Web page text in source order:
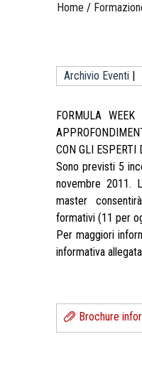
Home /
Archivio Eventi
FORMULA
CON GLI ESPERTI
Sono previsti 5
novembre 2011.
master
formativi (11 per
Per maggiori
informativa allegata
Brochure